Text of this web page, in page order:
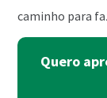
caminho para
Quero